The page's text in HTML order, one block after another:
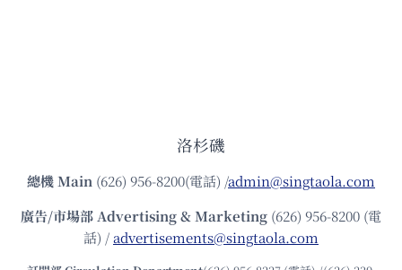
洛杉磯
總機Main (626) 956-8200(電話) /admin@singtaola.com
廣告/市場部Advertising & Marketing (626) 956-8200 (電
話) /advertisements@singtaola.com